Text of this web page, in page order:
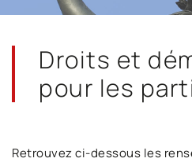
Droits et
pour les
Retrouvez ci-dessous les